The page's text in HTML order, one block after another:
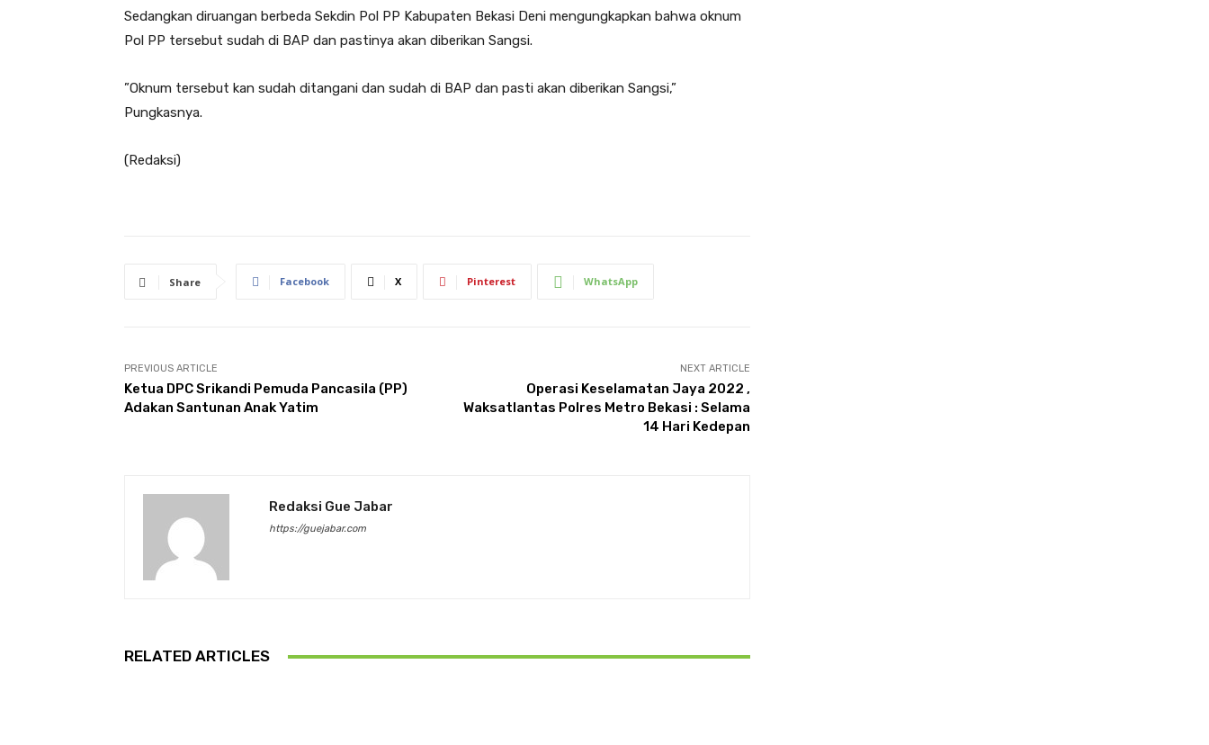
Sedangkan diruangan berbeda Sekdin Pol PP Kabupaten Bekasi Deni mengungkapkan bahwa oknum
Pol PP tersebut sudah di BAP dan pastinya akan diberikan Sangsi.
”Oknum tersebut kan sudah ditangani dan sudah di BAP dan pasti akan diberikan Sangsi,”
Pungkasnya.
(Redaksi)
Share Facebook X Pinterest WhatsApp
PREVIOUS ARTICLE
Ketua DPC Srikandi Pemuda Pancasila (PP)
Adakan Santunan Anak Yatim
NEXT ARTICLE
Operasi Keselamatan Jaya 2022 ,
Waksatlantas Polres Metro Bekasi : Selama
14 Hari Kedepan
Redaksi Gue Jabar
https://guejabar.com
RELATED ARTICLES